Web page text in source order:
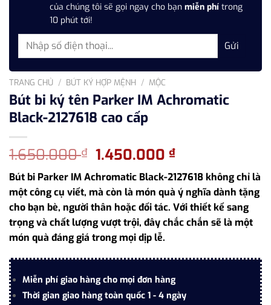
của chúng tôi sẽ gọi ngay cho bạn miễn phí trong
10 phút tới!
TRANG CHỦ / BÚT KÝ HỢP MỆNH / MỘC
Bút bi ký tên Parker IM Achromatic
Black-2127618 cao cấp
1.650.000₫ Giá
gốc
là:
1.650.000 ₫.
1.450.000₫Giá
hiện
tại
là:
1.450.000 ₫.
Bút bi Parker IM Achromatic Black-2127618 không chỉ là
một công cụ viết, mà còn là món quà ý nghĩa dành tặng
cho bạn bè, người thân hoặc đối tác. Với thiết kế sang
trọng và chất lượng vượt trội, đây chắc chắn sẽ là một
món quà đáng giá trong mọi dịp lễ.
Miễn phí giao hàng cho mọi đơn hàng
Thời gian giao hàng toàn quốc 1 - 4 ngày